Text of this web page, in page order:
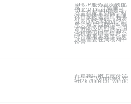
DHCP服务器安装配
置： 一． 什么是
DHCP Dhcp就是动
态主机配置协议，可
以自动的去分配IP地
址、子网掩码、网关
以及DNS等tcp/ip信
息。当局域网中电脑
十分的多的时候，咱
总不能一台一台的去
主机旁设IP等信息
吧，那不累死了。所
以只需要在局域网中
设置一
开篇我们附上最符合
址：****Windows
ed2k://